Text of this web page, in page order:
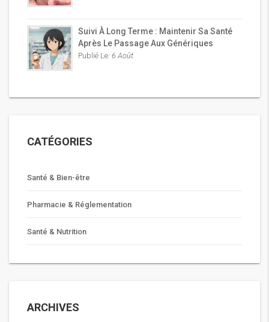
Suivi À Long Terme : Maintenir Sa Santé
Après Le Passage Aux Génériques
Publié Le: 6 Août
CATÉGORIES
Santé & Bien-être
Pharmacie & Réglementation
Santé & Nutrition
ARCHIVES